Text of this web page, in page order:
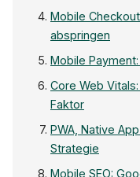
Mobile
abspringen
Mobile
Core Web
Faktor
PWA, Native
Strategie
Mobile SEO: